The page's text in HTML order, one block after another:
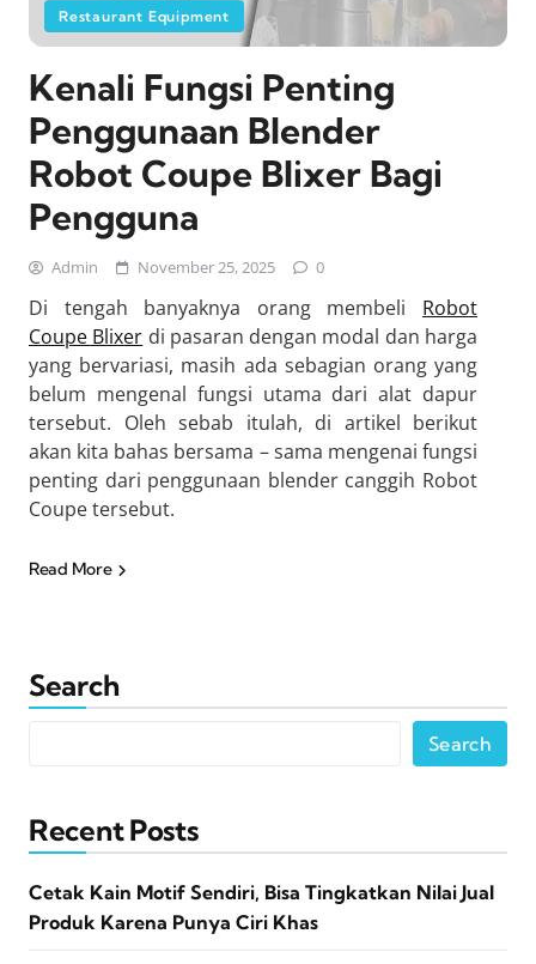
Restaurant Equipment
Kenali Fungsi Penting
Penggunaan Blender
Robot Coupe Blixer Bagi
Pengguna
Admin November 25, 2025 0
Di tengah banyaknya orang membeli Robot
Coupe Blixer di pasaran dengan modal dan harga
yang bervariasi, masih ada sebagian orang yang
belum mengenal fungsi utama dari alat dapur
tersebut. Oleh sebab itulah, di artikel berikut
akan kita bahas bersama – sama mengenai fungsi
penting dari penggunaan blender canggih Robot
Coupe tersebut.
Read More
Search
Search
Recent Posts
Cetak Kain Motif Sendiri, Bisa Tingkatkan Nilai Jual
Produk Karena Punya Ciri Khas